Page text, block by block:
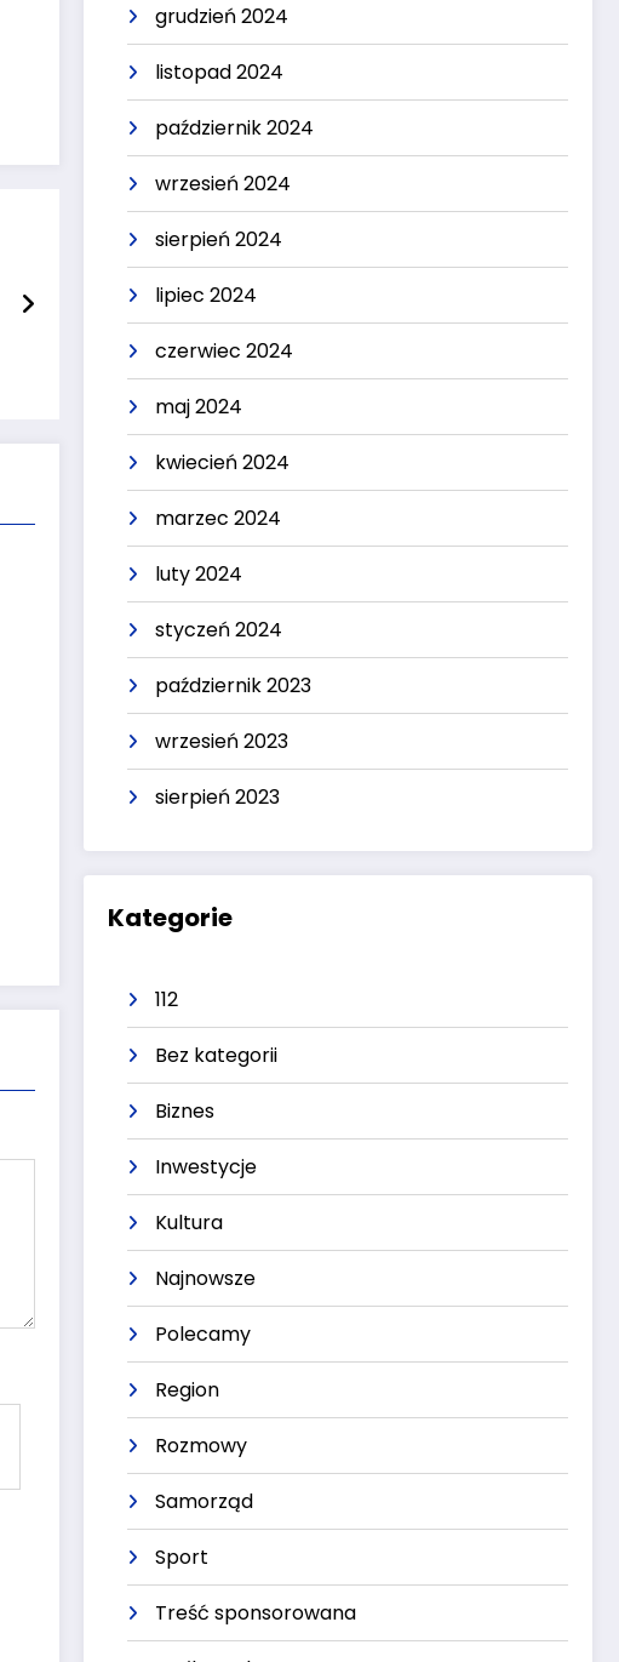
grudzień 2024
listopad 2024
październik 2024
wrzesień 2024
sierpień 2024
lipiec 2024
czerwiec 2024
maj 2024
kwiecień 2024
marzec 2024
luty 2024
styczeń 2024
październik 2023
wrzesień 2023
sierpień 2023
Kategorie
112
Bez kategorii
Biznes
Inwestycje
Kultura
Najnowsze
Polecamy
Region
Rozmowy
Samorząd
Sport
Treść sponsorowana